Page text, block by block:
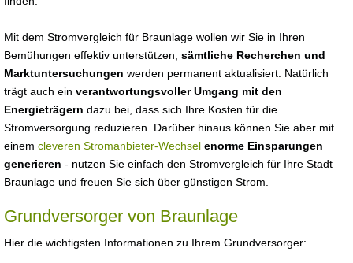
Mit dem Stromvergleich für Braunlage wollen wir Sie in Ihren
Bemühungen effektiv unterstützen, sämtliche Recherchen und
Marktuntersuchungen werden permanent aktualisiert. Natürlich
trägt auch ein verantwortungsvoller Umgang mit den
Energieträgern dazu bei, dass sich Ihre Kosten für die
Stromversorgung reduzieren. Darüber hinaus können Sie aber mit
einem cleveren Stromanbieter-Wechsel enorme Einsparungen
generieren - nutzen Sie einfach den Stromvergleich für Ihre Stadt
Braunlage und freuen Sie sich über günstigen Strom.
Grundversorger von Braunlage
Hier die wichtigsten Informationen zu Ihrem Grundversorger: